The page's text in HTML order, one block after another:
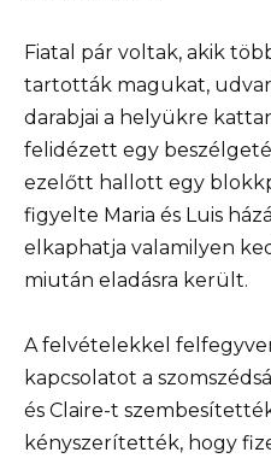
Fiatal pár voltak, akik
tartották magukat,
darabjai a helyükre
felidézett egy
ezelőtt hallott egy
figyelte Maria és Luis
elkaphatja valamilyen
miután eladásra került.
A felvételekkel
kapcsolatot a
és Claire-t
kényszerítették, hogy